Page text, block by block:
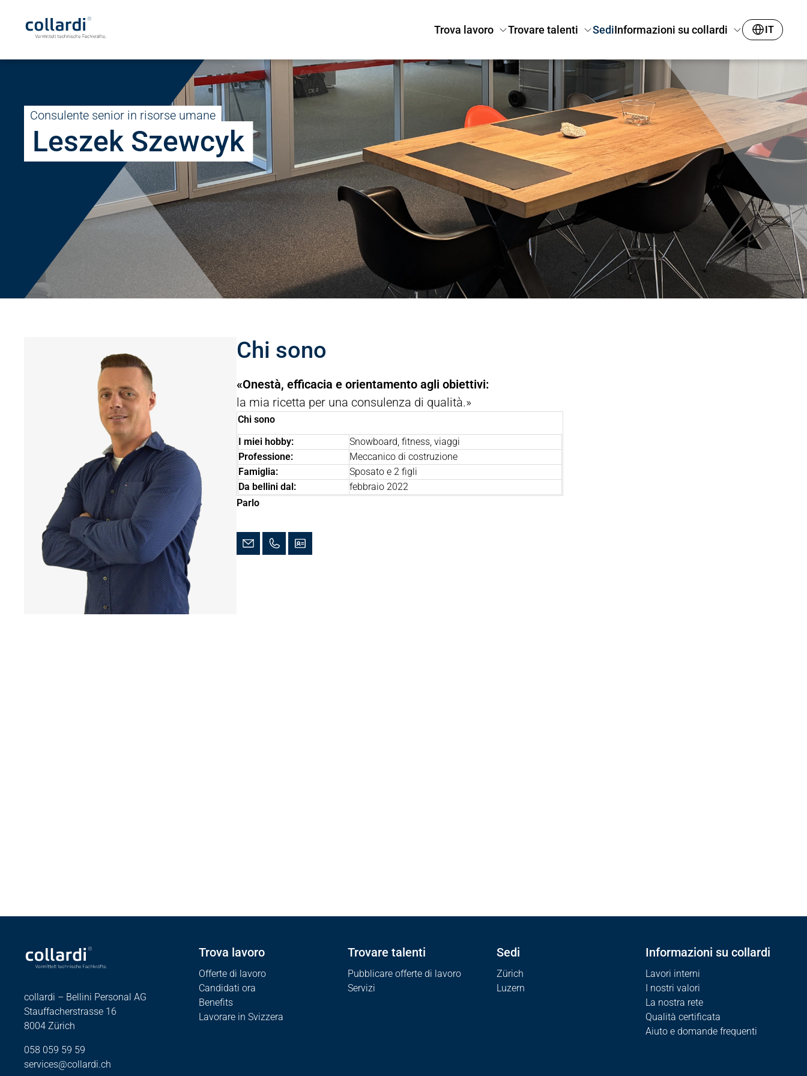
Trova lavoro Trovare talenti SediInformazioni su collardi IT
Consulente senior in risorse umane
Leszek Szewcyk
Chi sono
«Onestà, efficacia e orientamento agli obiettivi:
la mia ricetta per una consulenza di qualità.»
Chi sono
I miei hobby:
Snowboard, fitness, viaggi
Professione:
Meccanico di costruzione
Famiglia:
Sposato e 2 figli
Da bellini dal:
febbraio 2022
Parlo
collardi – Bellini Personal AG
Stauffacherstrasse 16
8004 Zürich
058 059 59 59
services@collardi.ch
Trova lavoro
Offerte di lavoro
Candidati ora
Benefits
Lavorare in Svizzera
Trovare talenti
Pubblicare offerte di lavoro
Servizi
Sedi
Zürich
Luzern
Informazioni su collardi
Lavori interni
I nostri valori
La nostra rete
Qualità certificata
Aiuto e domande frequenti